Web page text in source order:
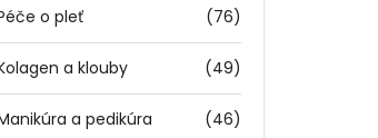
o pleť (76)
a klouby (49)
a pedikúra (46)